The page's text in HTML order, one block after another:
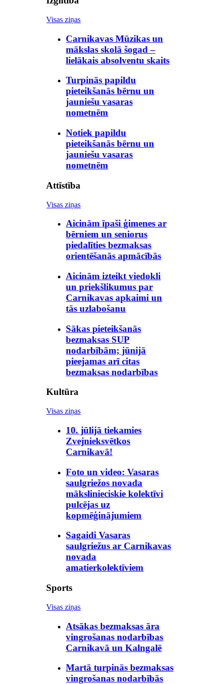
Visas ziņas
Carnikavas Mūzikas un
mākslas skolā šogad –
lielākais absolventu skaits
Turpinās papildu
pieteikšanās bērnu un
jauniešu vasaras
nometnēm
Notiek papildu
pieteikšanās bērnu un
jauniešu vasaras
nometnēm
Attīstība
Visas ziņas
Aicinām īpaši ģimenes ar
bērniem un seniorus
piedalīties bezmaksas
orientēšanās apmācībās
Aicinām izteikt viedokli
un priekšlikumus par
Carnikavas apkaimi un
tās uzlabošanu
Sākas pieteikšanās
bezmaksas SUP
nodarbībām; jūnijā
pieejamas arī citas
bezmaksas nodarbības
Kultūra
Visas ziņas
10. jūlijā tiekamies
Zvejnieksvētkos
Carnikavā!
Foto un video: Vasaras
saulgriežos novada
mākslinieciskie kolektīvi
pulcējas uz
kopmēģinājumiem
Sagaidi Vasaras
saulgriežus ar Carnikavas
novada
amatierkolektīviem
Sports
Visas ziņas
Atsākas bezmaksas āra
vingrošanas nodarbības
Carnikavā un Kalngalē
Martā turpinās bezmaksas
vingrošanas nodarbībās